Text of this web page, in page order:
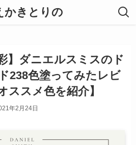
かきとりの
】ダニエルスミスのド
238色塗ってみたレビ
ススメ色を紹介】
年2月24日